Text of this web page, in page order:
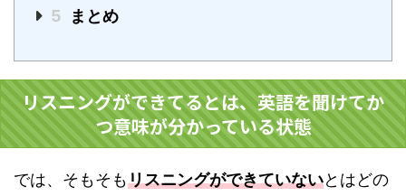
5 まとめ
リスニングができてるとは、英語を聞けてか
つ意味が分かっている状態
では、そもそもリスニングができていないとはどの